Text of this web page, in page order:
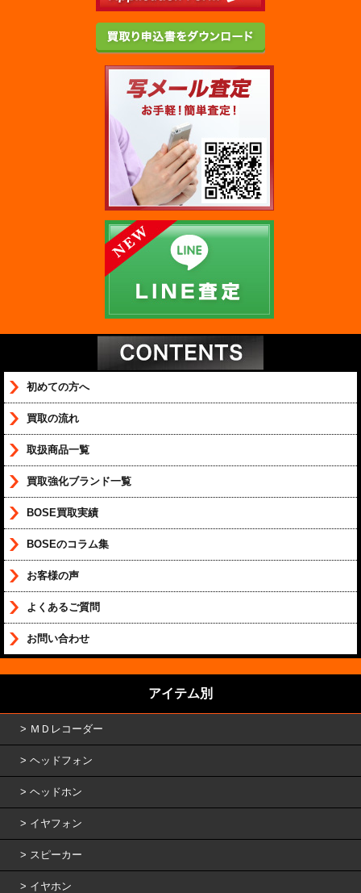
初めての方へ
買取の流れ
取扱商品一覧
買取強化ブランド一覧
BOSE買取実績
BOSEのコラム集
お客様の声
よくあるご質問
お問い合わせ
アイテム別
ＭＤレコーダー
ヘッドフォン
ヘッドホン
イヤフォン
スピーカー
イヤホン